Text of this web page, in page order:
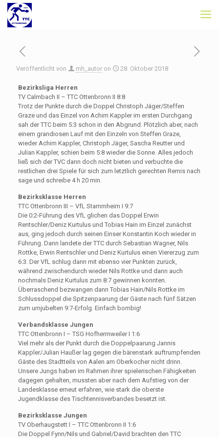
Veröffentlicht von mh_autor on 28. Oktober 2018
Bezirksliga Herren
TV Calmbach II – TTC Ottenbronn II 8:8
Trotz der Punkte durch die Doppel Christoph Jäger/Steffen
Graze und das Einzel von Achim Kappler im ersten Durchgang
sah der TTC beim 5:3 schon in den Abgrund. Plötzlich aber, nach
einem grandiosen Lauf mit den Einzeln von Steffen Graze,
wieder Achim Kappler, Christoph Jäger, Sascha Reutter und
Julian Kappler, schien beim 5:8 wieder die Sonne. Alles jedoch
ließ sich der TVC dann doch nicht bieten und verbuchte die
restlichen drei Spiele für sich zum letztlich gerechten Remis nach
sage und schreibe 4 h 20 min.
Bezirksklasse Herren
TTC Ottenbronn III – VfL Stammheim I 9:7
Die 0:2-Führung des VfL glichen das Doppel Erwin
Rentschler/Deniz Kurtulus und Tobias Hain im Einzel zunächst
aus, ging jedoch durch seinen Einser Konstantin Koch wieder in
Führung. Dann landete der TTC durch Sebastian Wagner, Nils
Rottke, Erwin Rentschler und Deniz Kurtulus einen Viererzug zum
6:3. Der VfL schlug dann mit ebenso vier Punkten zurück,
während zwischendurch wieder Nils Rottke und dann auch
nochmals Deniz Kurtulus zum 8:7 gewinnen konnten.
Überraschend bezwangen dann Tobias Hain/Nils Rottke im
Schlussdoppel die Spitzenpaarung der Gäste nach fünf Sätzen
zum umjubelten 9:7-Erfolg. Einfach bombig!
Verbandsklasse Jungen
TTC Ottenbronn I – TSG Hofherrnweiler I 1:6
Viel mehr als der Punkt durch die Doppelpaarung Jannis
Kappler/Julian Haußer lag gegen die bärenstark auftrumpfenden
Gäste des Stadtteils von Aalen am Oberkocher nicht drinn.
Unsere Jungs haben im Rahmen ihrer spielerischen Fähigkeiten
dagegen gehalten, mussten aber nach dem Aufstieg von der
Landesklasse erneut erfahren, wie stark die oberste
Jugendklasse des Tischtennisverbandes besetzt ist.
Bezirksklasse Jungen
TV Oberhaugstett I – TTC Ottenbronn II 1:6
Die Doppel Fynn/Nils und Gabriel/David brachten den TTC